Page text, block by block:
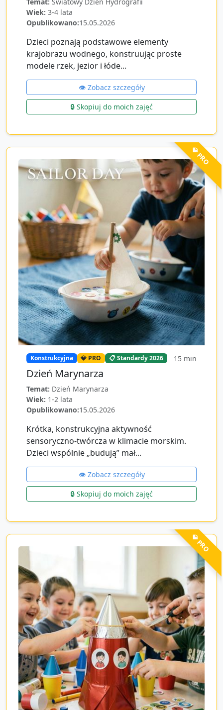
Wiek: 3-4 lata
Opublikowano:15.05.2026
Dzieci poznają podstawowe elementy
krajobrazu wodnego, konstruując proste
modele rzek, jezior i łóde...
👁️ Zobacz szczegóły
🔒 Skopiuj do moich zajęć
💎 PRO
Konstrukcyjna 💎 PRO 📋 Standardy 2026 15 min
Dzień Marynarza
Temat: Dzień Marynarza
Wiek: 1-2 lata
Opublikowano:15.05.2026
Krótka, konstrukcyjna aktywność
sensoryczno-twórcza w klimacie morskim.
Dzieci wspólnie „budują” mał...
👁️ Zobacz szczegóły
🔒 Skopiuj do moich zajęć
💎 PRO